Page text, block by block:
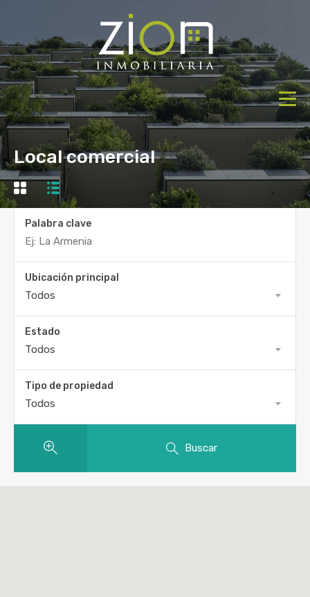
Local comercial
Palabra clave
Ubicación principal
Todos
Estado
Todos
Tipo de propiedad
Todos
Buscar